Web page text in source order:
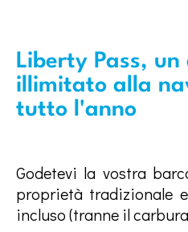
Liberty Pass,
illimitato alla
tutto l'anno
Godetevi la vostra
proprietà tradizionale
incluso (tranne il